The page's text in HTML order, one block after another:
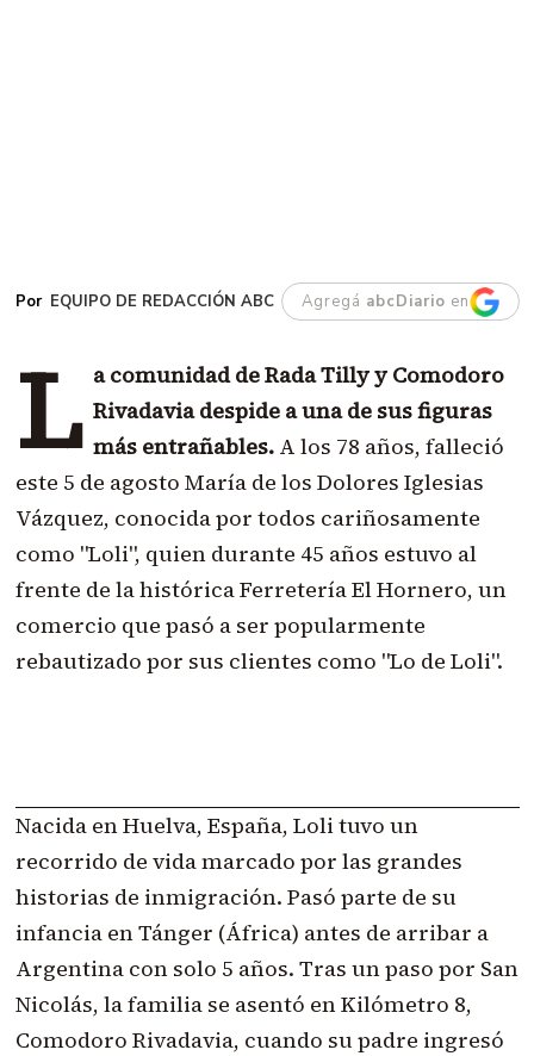
EQUIPO DE REDACCIÓN ABC Agregá abcDiario en
L a comunidad de Rada Tilly y Comodoro
Rivadavia despide a una de sus figuras
más entrañables.A los 78 años, falleció
este 5 de agosto María de los Dolores Iglesias
Vázquez, conocida por todos cariñosamente
como "Loli", quien durante 45 años estuvo al
frente de la histórica Ferretería El Hornero, un
comercio que pasó a ser popularmente
rebautizado por sus clientes como "Lo de Loli".
Nacida en Huelva, España, Loli tuvo un
recorrido de vida marcado por las grandes
historias de inmigración. Pasó parte de su
infancia en Tánger (África) antes de arribar a
Argentina con solo 5 años. Tras un paso por San
Nicolás, la familia se asentó en Kilómetro 8,
Comodoro Rivadavia, cuando su padre ingresó